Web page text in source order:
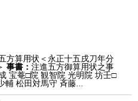
方算用状＜永正十五戌刀年分
事書：注進五方御算用状之事
宝菴□院 観智院 光明院 坊壬□
松田対馬守 斉藤...